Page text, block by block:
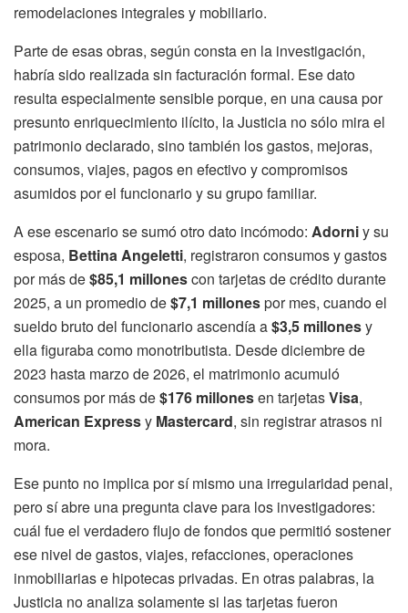
remodelaciones integrales y mobiliario.
Parte de esas obras, según consta en la investigación,
habría sido realizada sin facturación formal. Ese dato
resulta especialmente sensible porque, en una causa por
presunto enriquecimiento ilícito, la Justicia no sólo mira el
patrimonio declarado, sino también los gastos, mejoras,
consumos, viajes, pagos en efectivo y compromisos
asumidos por el funcionario y su grupo familiar.
A ese escenario se sumó otro dato incómodo: Adorniy su
esposa, Bettina Angeletti, registraron consumos y gastos
por más de$85,1 millonescon tarjetas de crédito durante
2025, a un promedio de$7,1 millonespor mes, cuando el
sueldo bruto del funcionario ascendía a$3,5 millonesy
ella figuraba como monotributista. Desde diciembre de
2023 hasta marzo de 2026, el matrimonio acumuló
consumos por más de$176 millonesen tarjetasVisa,
American Expressy Mastercard, sin registrar atrasos ni
mora.
Ese punto no implica por sí mismo una irregularidad penal,
pero sí abre una pregunta clave para los investigadores:
cuál fue el verdadero flujo de fondos que permitió sostener
ese nivel de gastos, viajes, refacciones, operaciones
inmobiliarias e hipotecas privadas. En otras palabras, la
Justicia no analiza solamente si las tarjetas fueron